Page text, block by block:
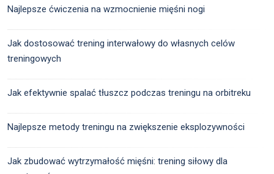
Najlepsze ćwiczenia na wzmocnienie mięśni nogi
Jak dostosować trening interwałowy do własnych celów
treningowych
Jak efektywnie spalać tłuszcz podczas treningu na orbitreku
Najlepsze metody treningu na zwiększenie eksplozywności
Jak zbudować wytrzymałość mięśni: trening siłowy dla